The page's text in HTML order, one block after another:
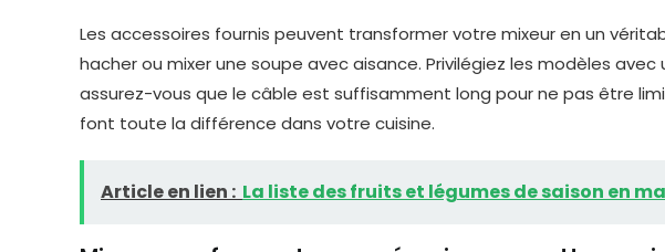
Les accessoires fournis peuvent transformer votre mixeur en un
hacher ou mixer une soupe avec aisance. Privilégiez les modèles
assurez-vous que le câble est suffisamment long pour ne pas être
font toute la différence dans votre cuisine.
Article en lien : La liste des fruits et légumes de saison en